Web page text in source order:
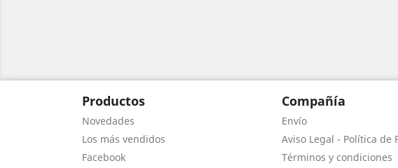
Productos
Novedades
Los más vendidos
Facebook
Compañía
Envío
Aviso Legal - Política de
Términos y condiciones